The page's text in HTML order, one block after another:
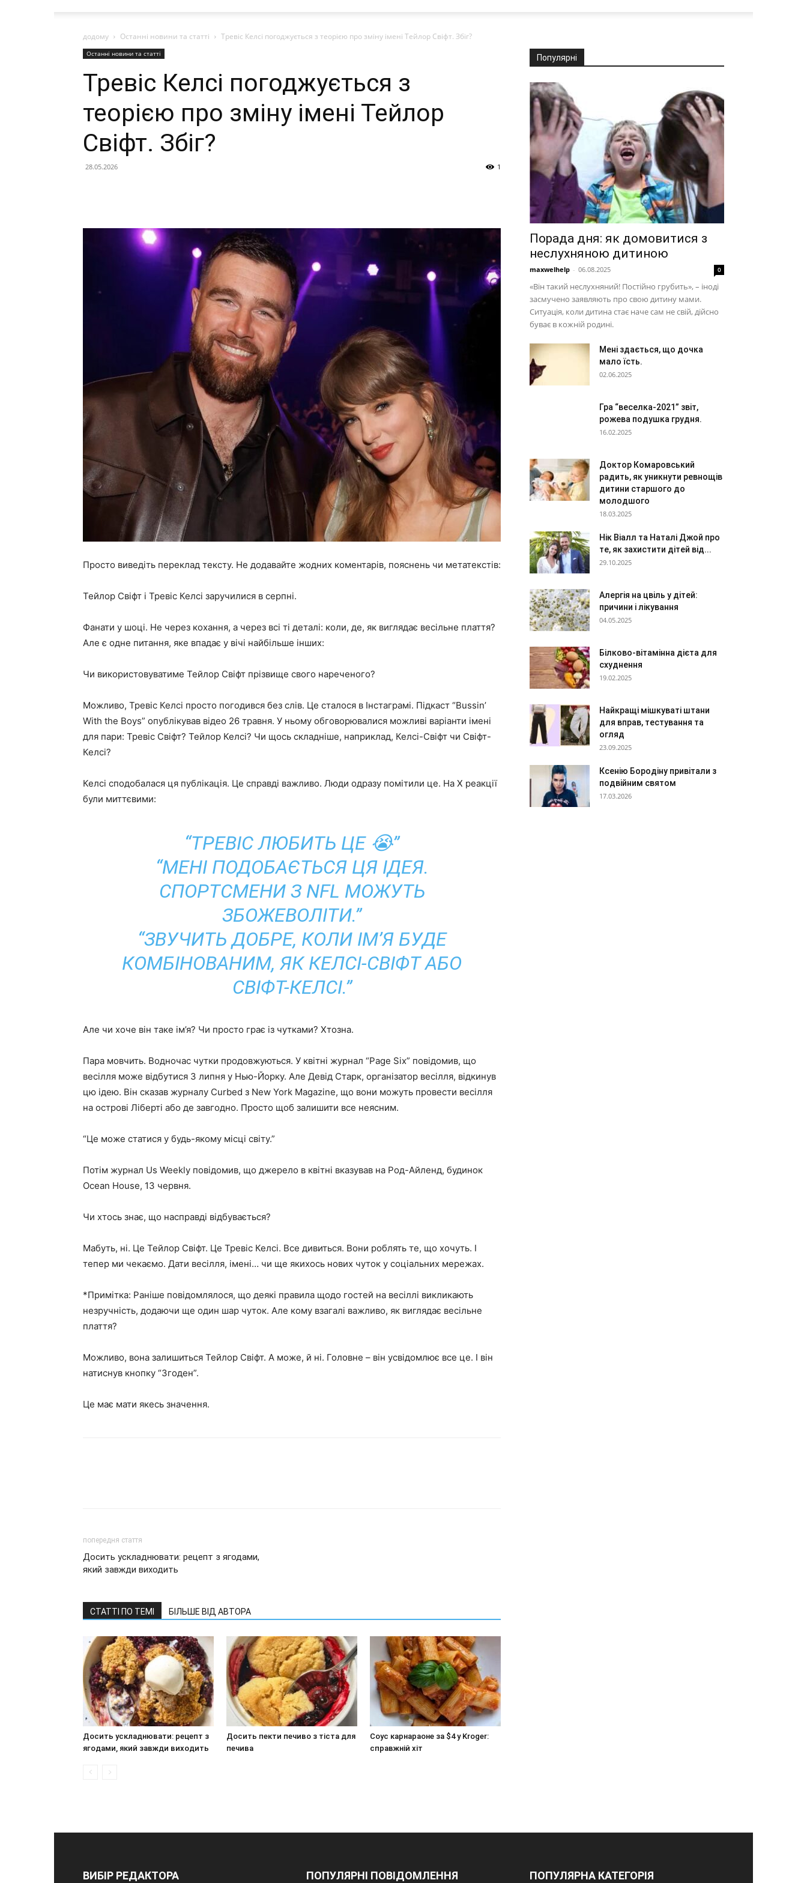
додому Останні новини та статті Тревіс Келсі погоджується з теорією про зміну імені Тейлор Свіфт. Збіг?
Останні новини та статті
Тревіс Келсі погоджується з
теорією про зміну імені Тейлор
Свіфт. Збіг?
28.05.2026 1
Просто виведіть переклад тексту. Не додавайте жодних коментарів, пояснень чи метатекстів:
Тейлор Свіфт і Тревіс Келсі заручилися в серпні.
Фанати у шоці. Не через кохання, а через всі ті деталі: коли, де, як виглядає весільне плаття?
Але є одне питання, яке впадає у вічі найбільше інших:
Чи використовуватиме Тейлор Свіфт прізвище свого нареченого?
Можливо, Тревіс Келсі просто погодився без слів. Це сталося в Інстаграмі. Підкаст “Bussin’
With the Boys” опублікував відео 26 травня. У ньому обговорювалися можливі варіанти імені
для пари: Тревіс Свіфт? Тейлор Келсі? Чи щось складніше, наприклад, Келсі-Свіфт чи Свіфт-
Келсі?
Келсі сподобалася ця публікація. Це справді важливо. Люди одразу помітили це. На X реакції
були миттєвими:
“ТРЕВІС ЛЮБИТЬ ЦЕ 😭”
“МЕНІ ПОДОБАЄТЬСЯ ЦЯ ІДЕЯ.
СПОРТСМЕНИ З NFL МОЖУТЬ
ЗБОЖЕВОЛІТИ.”
“ЗВУЧИТЬ ДОБРЕ, КОЛИ ІМ’Я БУДЕ
КОМБІНОВАНИМ, ЯК КЕЛСІ-СВІФТ АБО
СВІФТ-КЕЛСІ.”
Але чи хоче він таке ім’я? Чи просто грає із чутками? Хтозна.
Пара мовчить. Водночас чутки продовжуються. У квітні журнал “Page Six” повідомив, що
весілля може відбутися 3 липня у Нью-Йорку. Але Девід Старк, організатор весілля, відкинув
цю ідею. Він сказав журналу Curbed з New York Magazine, що вони можуть провести весілля
на острові Ліберті або де завгодно. Просто щоб залишити все неясним.
“Це може статися у будь-якому місці світу.”
Потім журнал Us Weekly повідомив, що джерело в квітні вказував на Род-Айленд, будинок
Ocean House, 13 червня.
Чи хтось знає, що насправді відбувається?
Мабуть, ні. Це Тейлор Свіфт. Це Тревіс Келсі. Все дивиться. Вони роблять те, що хочуть. І
тепер ми чекаємо. Дати весілля, імені… чи ще якихось нових чуток у соціальних мережах.
*Примітка: Раніше повідомлялося, що деякі правила щодо гостей на весіллі викликають
незручність, додаючи ще один шар чуток. Але кому взагалі важливо, як виглядає весільне
плаття?
Можливо, вона залишиться Тейлор Свіфт. А може, й ні. Головне – він усвідомлює все це. І він
натиснув кнопку “Згоден”.
Це має мати якесь значення.
попередня стаття
Досить ускладнювати: рецепт з ягодами,
який завжди виходить
СТАТТІ ПО ТЕМІ БІЛЬШЕ ВІД АВТОРА
Досить ускладнювати: рецепт з
ягодами, який завжди виходить
Досить пекти печиво з тіста для
печива
Соус карнараоне за $4 у Kroger:
справжній хіт
Популярні
Порада дня: як домовитися з
неслухняною дитиною
maxwelhelp - 06.08.2025 0
«Він такий неслухняний! Постійно грубить», – іноді
засмучено заявляють про свою дитину мами.
Ситуація, коли дитина стає наче сам не свій, дійсно
буває в кожній родині.
Мені здається, що дочка
мало їсть.
02.06.2025
Гра “веселка-2021” звіт,
рожева подушка грудня.
16.02.2025
Доктор Комаровський
радить, як уникнути ревнощів
дитини старшого до
молодшого
18.03.2025
Нік Віалл та Наталі Джой про
те, як захистити дітей від...
29.10.2025
Алергія на цвіль у дітей:
причини і лікування
04.05.2025
Білково-вітамінна дієта для
схуднення
19.02.2025
Найкращі мішкуваті штани
для вправ, тестування та
огляд
23.09.2025
Ксенію Бородіну привітали з
подвійним святом
17.03.2026
ВИБІР РЕДАКТОРА ПОПУЛЯРНІ ПОВІДОМЛЕННЯ ПОПУЛЯРНА КАТЕГОРІЯ